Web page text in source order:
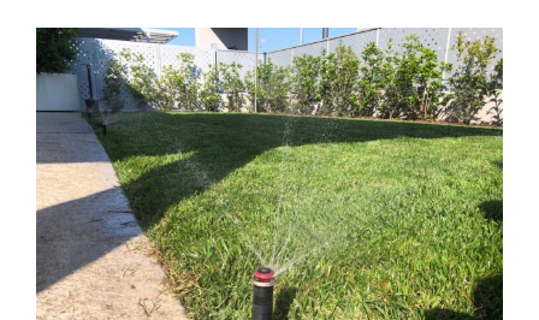
View
Larger
Image